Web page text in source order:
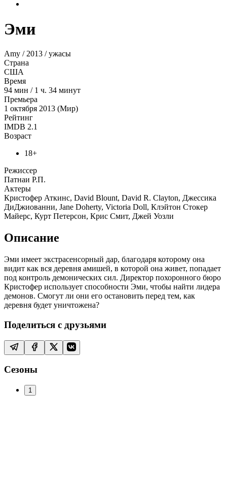
Эми
Amy / 2013 / ужасы
Страна
США
Время
94 мин / 1 ч. 34 минут
Премьера
1 октября 2013 (Мир)
Рейтинг
IMDB 2.1
Возраст
18+
Режиссер
Патнаи Р.П.
Актеры
Кристофер Аткинс, David Blount, David R. Clayton, Джессика
ДиДжиованни, Jane Doherty, Victoria Doll, Клэйтон Стокер
Майерс, Курт Петерсон, Крис Смит, Джей Уозли
Описание
Эми имеет экстрасенсорный дар, благодаря которому она
видит как вся деревня амишей, в которой она живет, попадает
под контроль демонических сил. Директор похоронного бюро
Кристофер использует способности Эми, чтобы найти лидера
демонов. Смогут ли они его остановить перед тем, как
деревня будет уничтожена?
Поделиться с друзьями
Сезоны
1